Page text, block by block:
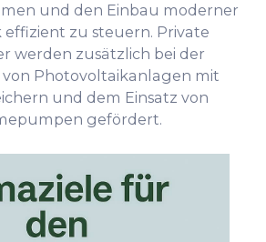
und den Einbau moderner
effizient zu steuern. Private
werden zusätzlich bei der
Photovoltaikanlagen mit
und dem Einsatz von
gefördert.